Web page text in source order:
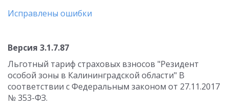
Исправлены ошибки
Версия 3.1.7.87
Льготный тариф страховых взносов "Резидент
особой зоны в Калининградской области" В
соответствии с Федеральным законом от 27.11.2017
№ 353-ФЗ.